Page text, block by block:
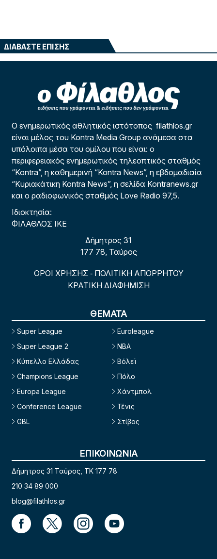
ΔΙΑΒΑΣΤΕ ΕΠΙΣΗΣ
Ο ενημερωτικός αθλητικός ιστότοπος filathlos.gr
είναι μέλος του Kontra Media Group ανάμεσα στα
υπόλοιπα μέσα του ομίλου που είναι: ο
περιφερειακός ενημερωτικός τηλεοπτικός σταθμός
“Kontra”, η καθημερινή “Kontra News”, η εβδομαδιαία
“Κυριακάτικη Kontra News”, η σελίδα Kontranews.gr
και ο ραδιοφωνικός σταθμός Love Radio 97,5.
Ιδιοκτησία:
ΦΙΛΑΘΛΟΣ ΙΚΕ
Δήμητρος 31
177 78, Ταύρος
ΟΡΟΙ ΧΡΗΣΗΣ - ΠΟΛΙΤΙΚΗ ΑΠΟΡΡΗΤΟΥ
ΚΡΑΤΙΚΗ ΔΙΑΦΗΜΙΣΗ
ΘΕΜΑΤΑ
Super League
Super League 2
Κύπελλο Ελλάδας
Champions League
Europa League
Conference League
GBL
Euroleague
NBA
Βόλεϊ
Πόλο
Χάντμπολ
Τένις
Στίβος
ΕΠΙΚΟΙΝΩΝΙΑ
Δήμητρος 31 Ταύρος, TK 177 78
210 34 89 000
blog@filathlos.gr